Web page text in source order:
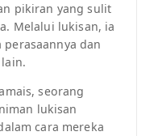
pikiran yang sulit
Melalui lukisan, ia
dan
seorang
lukisan
cara mereka